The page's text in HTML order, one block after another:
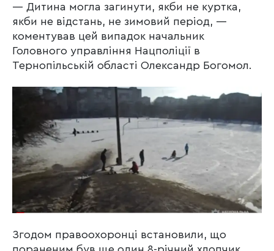
— Дитина могла загинути, якби не куртка,
якби не відстань, не зимовий період, —
коментував цей випадок начальник
Головного управління Нацполіції в
Тернопільській області Олександр Богомол.
Згодом правоохоронці встановили, що